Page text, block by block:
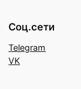
Соц.сети
Telegram
VK